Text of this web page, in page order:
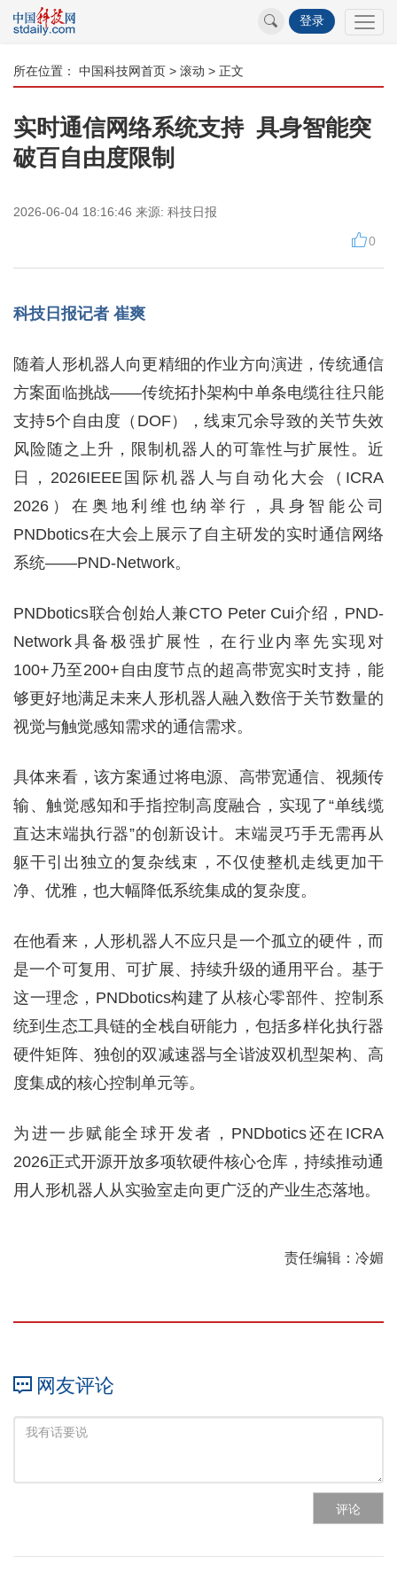
登录
所在位置： 中国科技网首页 > 滚动 > 正文
实时通信网络系统支持 具身智能突
破百自由度限制
2026-06-04 18:16:46 来源: 科技日报
0
科技日报记者 崔爽
随着人形机器人向更精细的作业方向演进，传统通信
方案面临挑战——传统拓扑架构中单条电缆往往只能
支持5个自由度（DOF），线束冗余导致的关节失效
风险随之上升，限制机器人的可靠性与扩展性。近
日，2026IEEE国际机器人与自动化大会（ICRA
2026）在奥地利维也纳举行，具身智能公司
PNDbotics在大会上展示了自主研发的实时通信网络
系统——PND-Network。
PNDbotics联合创始人兼CTO Peter Cui介绍，PND-
Network具备极强扩展性，在行业内率先实现对
100+乃至200+自由度节点的超高带宽实时支持，能
够更好地满足未来人形机器人融入数倍于关节数量的
视觉与触觉感知需求的通信需求。
具体来看，该方案通过将电源、高带宽通信、视频传
输、触觉感知和手指控制高度融合，实现了“单线缆
直达末端执行器”的创新设计。末端灵巧手无需再从
躯干引出独立的复杂线束，不仅使整机走线更加干
净、优雅，也大幅降低系统集成的复杂度。
在他看来，人形机器人不应只是一个孤立的硬件，而
是一个可复用、可扩展、持续升级的通用平台。基于
这一理念，PNDbotics构建了从核心零部件、控制系
统到生态工具链的全栈自研能力，包括多样化执行器
硬件矩阵、独创的双减速器与全谐波双机型架构、高
度集成的核心控制单元等。
为进一步赋能全球开发者，PNDbotics还在ICRA
2026正式开源开放多项软硬件核心仓库，持续推动通
用人形机器人从实验室走向更广泛的产业生态落地。
责任编辑：冷媚
网友评论
评论